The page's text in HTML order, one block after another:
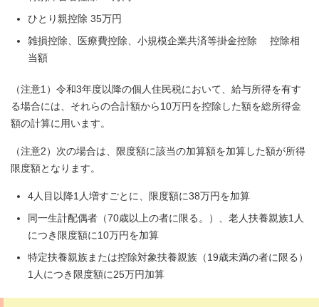
ひとり親控除 35万円
雑損控除、医療費控除、小規模企業共済等掛金控除 控除相
当額
（注意1）令和3年度以降の個人住民税において、給与所得を有す
る場合には、それらの合計額から10万円を控除した額を総所得金
額の計算に用います。
（注意2）次の場合は、限度額に該当の加算額を加算した額が所得
限度額となります。
4人目以降1人増すごとに、限度額に38万円を加算
同一生計配偶者（70歳以上の者に限る。）、老人扶養親族1人
につき限度額に10万円を加算
特定扶養親族または控除対象扶養親族（19歳未満の者に限る）
1人につき限度額に25万円加算